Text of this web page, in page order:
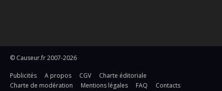
© Causeur.fr 2007-2026
Publicités A propos CGV
Charte éditoriale
Charte de modération
Mentions légales FAQ Contacts